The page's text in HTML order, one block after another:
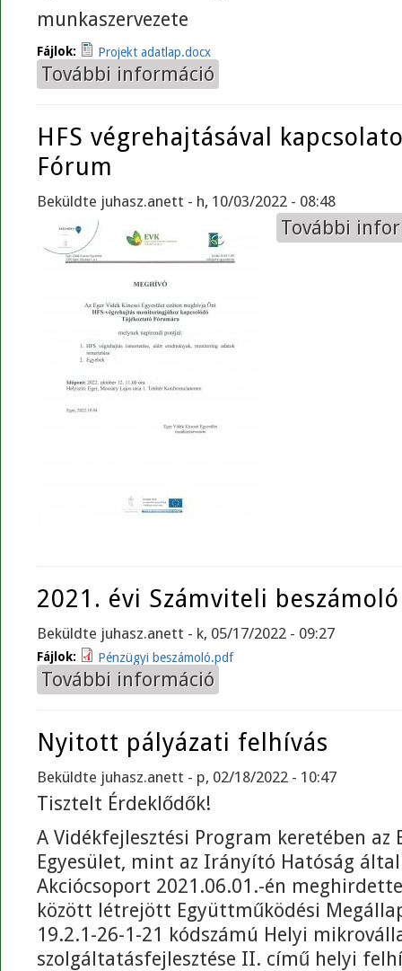
munkaszervezete
Fájlok: Projekt adatlap.docx
További információ
HFS végrehajtásával
Fórum
Beküldte juhasz.anett - h, 10/03/2022 - 08:48
További
2021. évi Számviteli beszámoló
Beküldte juhasz.anett - k, 05/17/2022 - 09:27
Fájlok: Pénzügyi beszámoló.pdf
További információ
Nyitott pályázati felhívás
Beküldte juhasz.anett - p, 02/18/2022 - 10:47
Tisztelt Érdeklődők!
A Vidékfejlesztési Program keretében az
Egyesület, mint az Irányító Hatóság
Akciócsoport 2021.06.01.-én meghirdette
között létrejött Együttműködési
19.2.1-26-1-21 kódszámú Helyi
szolgáltatásfejlesztése II. című helyi